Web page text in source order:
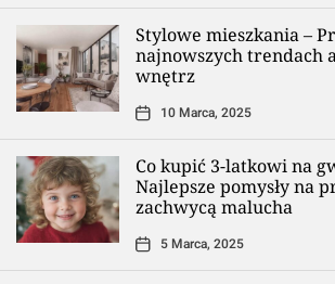
Stylowe mieszkania –
najnowszych trendach
wnętrz
10 Marca, 2025
Co kupić 3-latkowi na
Najlepsze pomysły na
zachwycą malucha
5 Marca, 2025